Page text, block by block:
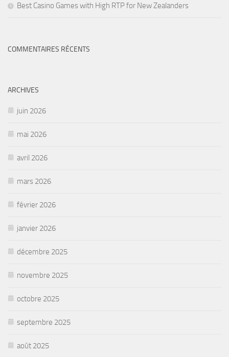
Best Casino Games with High RTP for New Zealanders
COMMENTAIRES RÉCENTS
ARCHIVES
juin 2026
mai 2026
avril 2026
mars 2026
février 2026
janvier 2026
décembre 2025
novembre 2025
octobre 2025
septembre 2025
août 2025